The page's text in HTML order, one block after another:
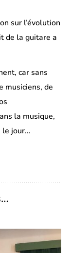
sur l’évolution
de la guitare a
car sans
musiciens, de
la musique,
le jour…